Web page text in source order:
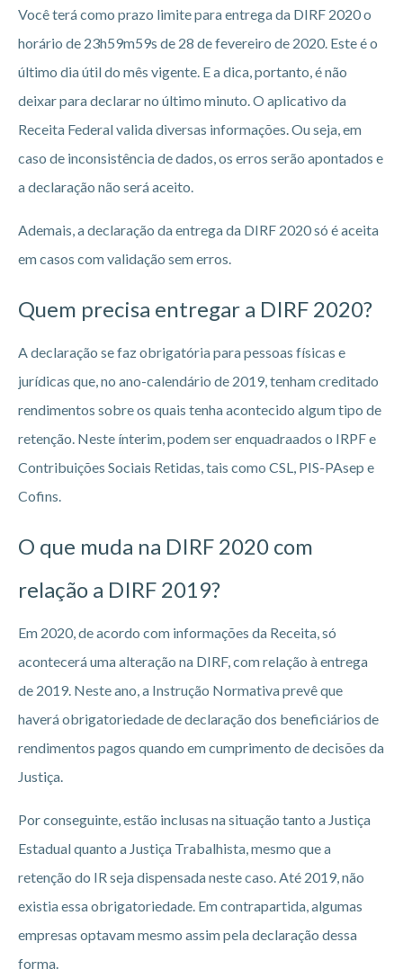
Você terá como prazo limite para entrega da DIRF 2020 o
horário de 23h59m59s de 28 de fevereiro de 2020. Este é o
último dia útil do mês vigente. E a dica, portanto, é não
deixar para declarar no último minuto. O aplicativo da
Receita Federal valida diversas informações. Ou seja, em
caso de inconsistência de dados, os erros serão apontados e
a declaração não será aceito.
Ademais, a declaração da entrega da DIRF 2020 só é aceita
em casos com validação sem erros.
Quem precisa entregar a DIRF 2020?
A declaração se faz obrigatória para pessoas físicas e
jurídicas que, no ano-calendário de 2019, tenham creditado
rendimentos sobre os quais tenha acontecido algum tipo de
retenção. Neste ínterim, podem ser enquadraados o IRPF e
Contribuições Sociais Retidas, tais como CSL, PIS-PAsep e
Cofins.
O que muda na DIRF 2020 com
relação a DIRF 2019?
Em 2020, de acordo com informações da Receita, só
acontecerá uma alteração na DIRF, com relação à entrega
de 2019. Neste ano, a Instrução Normativa prevê que
haverá obrigatoriedade de declaração dos beneficiários de
rendimentos pagos quando em cumprimento de decisões da
Justiça.
Por conseguinte, estão inclusas na situação tanto a Justiça
Estadual quanto a Justiça Trabalhista, mesmo que a
retenção do IR seja dispensada neste caso. Até 2019, não
existia essa obrigatoriedade. Em contrapartida, algumas
empresas optavam mesmo assim pela declaração dessa
forma.